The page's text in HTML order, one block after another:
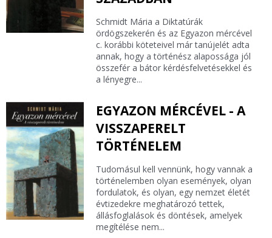
Schmidt Mária a Diktatúrák
ördögszekerén és az Egyazon mércével
c. korábbi köteteivel már tanújelét adta
annak, hogy a történész alapossága jól
összefér a bátor kérdésfelvetésekkel és
a lényegre...
EGYAZON MÉRCÉVEL - A
VISSZAPERELT
TÖRTÉNELEM
Tudomásul kell vennünk, hogy vannak a
történelemben olyan események, olyan
fordulatok, és olyan, egy nemzet életét
évtizedekre meghatározó tettek,
állásfoglalások és döntések, amelyek
megítélése nem...